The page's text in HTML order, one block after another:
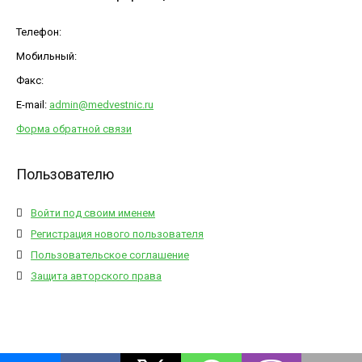
Телефон:
Мобильный:
Факс:
E-mail: admin@medvestnic.ru
Форма обратной связи
Пользователю
Войти под своим именем
Регистрация нового пользователя
Пользовательское соглашение
Защита авторского права